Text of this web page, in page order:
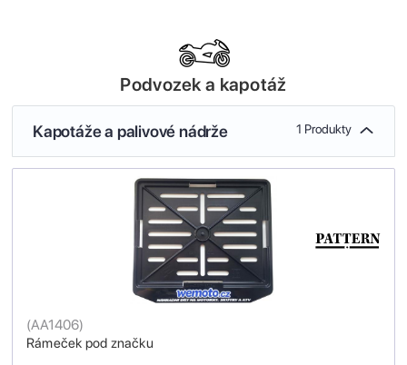
Podvozek a kapotáž
Kapotáže a palivové nádrže 1 Produkty
Rámeček pod značku
(AA1406)